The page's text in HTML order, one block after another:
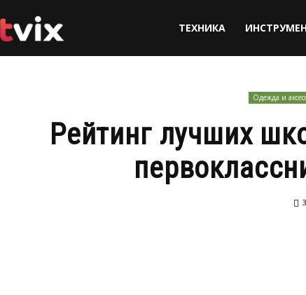
ТЕХНИКА
Одежда и
Рейтинг лучших